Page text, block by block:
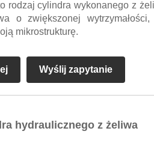
rodzaj cylindra wykonanego z
o zwiększonej
mikrostrukturę.
Wyślij zapytanie
hydraulicznego z żeliwa